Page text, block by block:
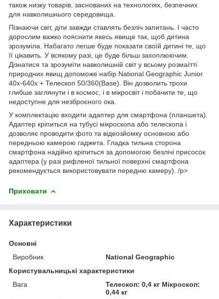
також низку товарів, заснованих на технологіях, безпечних
для навколишнього середовища.
Пізнаючи світ, діти завжди ставлять безліч запитань. І часто
дорослим важко пояснити якесь явище так, щоб дитина
зрозуміла. Набагато легше буде показати своїй дитині те, що
її цікавить. У всякому разі, це буде більш захоплюючим.
Дізнатися та зрозуміти навколишній світ у всьому розмаїтті
природних явищ допоможе набір National Geographic Junior
40x-640x + Телескоп 50/360(Base). Він дозволить трохи
глибше заглянути і в космос, і в мікросвіт і побачити те, що
недоступне для незброєного ока.
У комплектацію входити адаптер для смартфона (планшета).
Адаптер кріпиться на тубусі мікроскопа або телескопа і
дозволяє проводити фото та відеозйомку основною або
передньою камерою гаджета. Гладка тильна сторона
смартфона надійно кріпиться за допомогою безлічі присосок
адаптера (у разі рифленої тильної поверхні смартфона
рекомендується використовувати передню камеру). /p>
Приховати
Характеристики
Основні
Виробник
National Geographic
Користувальницькі характеристики
Вага
Телескоп: 0,4 кг Мікроскоп:
0,44 кг